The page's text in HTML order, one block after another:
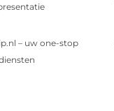
– uw one-stop